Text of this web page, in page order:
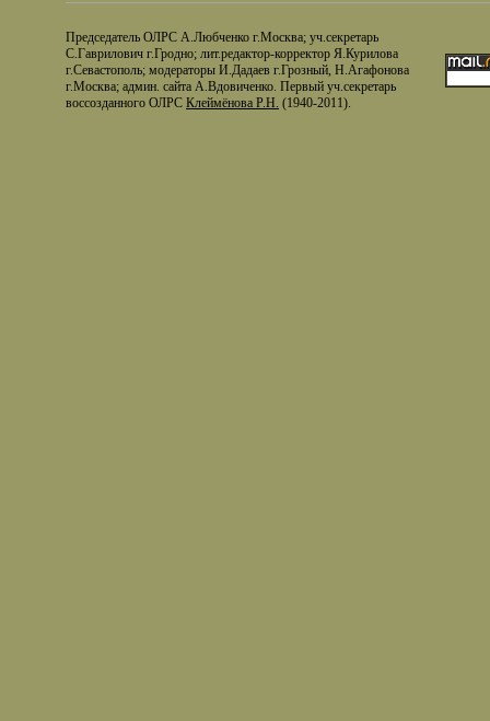
Председатель ОЛРС А.Любченко г.Москва; уч.секретарь
С.Гаврилович г.Гродно; лит.редактор-корректор Я.Курилова
г.Севастополь; модераторы И.Дадаев г.Грозный, Н.Агафонова
г.Москва; админ. сайта А.Вдовиченко. Первый уч.секретарь
воссозданного ОЛРС Клеймёнова Р.Н. (1940-2011).